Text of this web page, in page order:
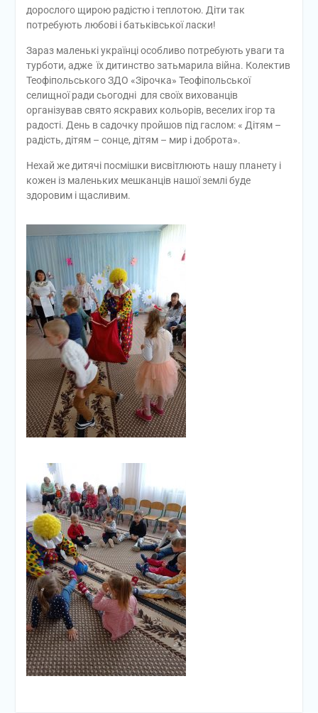
дорослого щирою радістю і теплотою. Діти так
потребують любові і батьківської ласки!
Зараз маленькі українці особливо потребують уваги та
турботи, адже їх дитинство затьмарила війна. Колектив
Теофіпольського ЗДО «Зірочка» Теофіпольської
селищної ради сьогодні для своїх вихованців
організував свято яскравих кольорів, веселих ігор та
радості. День в садочку пройшов під гаслом: « Дітям –
радість, дітям – сонце, дітям – мир і доброта».
Нехай же дитячі посмішки висвітлюють нашу планету і
кожен із маленьких мешканців нашої землі буде
здоровим і щасливим.